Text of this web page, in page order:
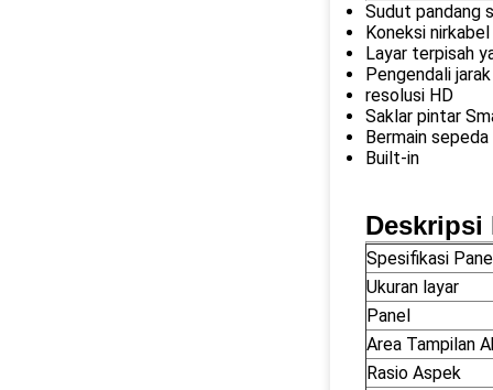
Sudut pandang
Koneksi nirkabel
Layar terpisah
Pengendali
resolusi HD
Saklar pintar
Bermain sepeda
Built-in
Deskripsi
Spesifikasi
Ukuran layar
Panel
Area Tampilan
Rasio Aspek